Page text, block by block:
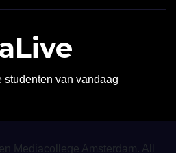
studenten van vandaag
Mediacollege Amsterdam. All